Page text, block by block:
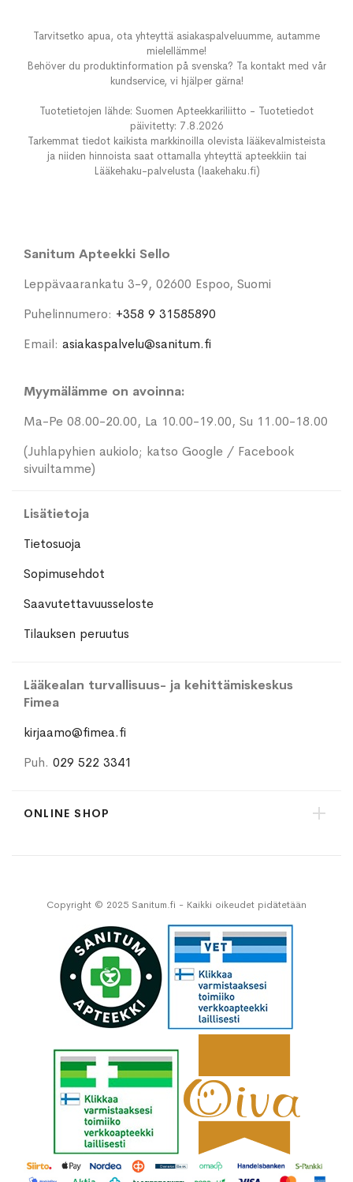
Tarvitsetko apua, ota yhteyttä asiakaspalveluumme, autamme
mielellämme!
Behöver du produktinformation på svenska? Ta kontakt med vår
kundservice, vi hjälper gärna!
Tuotetietojen lähde: Suomen Apteekkariliitto - Tuotetiedot
päivitetty: 7.8.2026
Tarkemmat tiedot kaikista markkinoilla olevista lääkevalmisteista
ja niiden hinnoista saat ottamalla yhteyttä apteekkiin tai
Lääkehaku-palvelusta (laakehaku.fi)
Sanitum Apteekki Sello
Leppävaarankatu 3-9, 02600 Espoo, Suomi
Puhelinnumero: +358 9 31585890
Email: asiakaspalvelu@sanitum.fi
Myymälämme on avoinna:
Ma-Pe 08.00-20.00, La 10.00-19.00, Su 11.00-18.00
(Juhlapyhien aukiolo; katso Google / Facebook
sivuiltamme)
Lisätietoja
Tietosuoja
Sopimusehdot
Saavutettavuusseloste
Tilauksen peruutus
Lääkealan turvallisuus- ja kehittämiskeskus
Fimea
kirjaamo@fimea.fi
Puh. 029 522 3341
ONLINE SHOP
Copyright © 2025 Sanitum.fi - Kaikki oikeudet pidätetään